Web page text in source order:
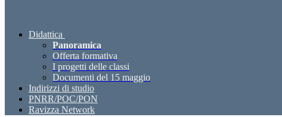
Didattica
Panoramica
Offerta formativa
I progetti delle classi
Documenti del 15 maggio
Indirizzi di studio
PNRR/POC/PON
Ravizza Network